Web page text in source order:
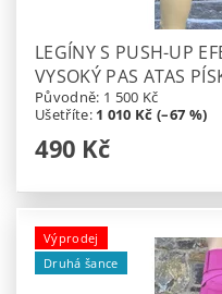
LEGÍNY S PUSH-UP
VYSOKÝ PAS ATAS
Původně: 1 500 Kč
Ušetříte: 1 010 Kč (–67 %)
490 Kč
Výprodej
Druhá šance